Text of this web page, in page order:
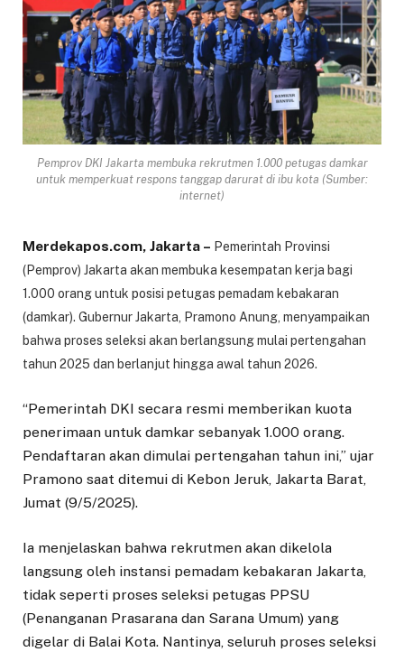
Pemprov DKI Jakarta membuka rekrutmen 1.000 petugas damkar
untuk memperkuat respons tanggap darurat di ibu kota (Sumber:
internet)
Merdekapos.com, Jakarta – Pemerintah Provinsi
(Pemprov) Jakarta akan membuka kesempatan kerja bagi
1.000 orang untuk posisi petugas pemadam kebakaran
(damkar). Gubernur Jakarta, Pramono Anung, menyampaikan
bahwa proses seleksi akan berlangsung mulai pertengahan
tahun 2025 dan berlanjut hingga awal tahun 2026.
“Pemerintah DKI secara resmi memberikan kuota
penerimaan untuk damkar sebanyak 1.000 orang.
Pendaftaran akan dimulai pertengahan tahun ini,” ujar
Pramono saat ditemui di Kebon Jeruk, Jakarta Barat,
Jumat (9/5/2025).
Ia menjelaskan bahwa rekrutmen akan dikelola
langsung oleh instansi pemadam kebakaran Jakarta,
tidak seperti proses seleksi petugas PPSU
(Penanganan Prasarana dan Sarana Umum) yang
digelar di Balai Kota. Nantinya, seluruh proses seleksi